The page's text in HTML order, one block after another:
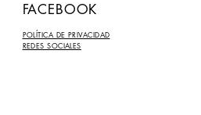
FACEBOOK
POLÍTICA DE PRIVACIDAD
REDES SOCIALES